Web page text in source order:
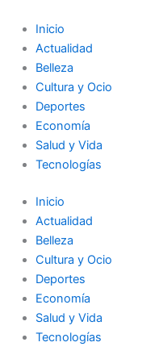
contenido
Inicio
Actualidad
Belleza
Cultura y Ocio
Deportes
Economía
Salud y Vida
Tecnologías
Inicio
Actualidad
Belleza
Cultura y Ocio
Deportes
Economía
Salud y Vida
Tecnologías